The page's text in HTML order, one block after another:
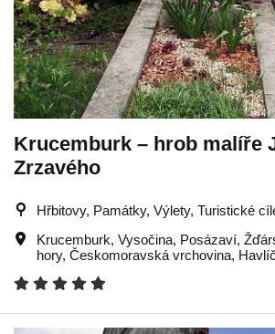
Krucemburk – hrob malíře
Zrzavého
Hřbitovy, Památky, Výlety, Turistické
Krucemburk, Vysočina, Posázaví,
hory, Českomoravská vrchovina,